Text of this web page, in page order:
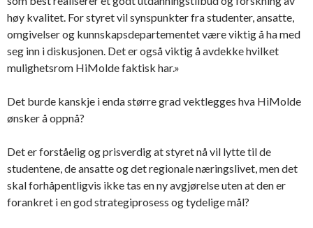
høy kvalitet. For styret vil synspunkter fra studenter, ansatte,
omgivelser og kunnskapsdepartementet være viktig å ha med
seg inn i diskusjonen. Det er også viktig å avdekke hvilket
mulighetsrom HiMolde faktisk har.»
Det burde kanskje i enda større grad vektlegges hva HiMolde
ønsker å oppnå?
Det er forståelig og prisverdig at styret nå vil lytte til de
studentene, de ansatte og det regionale næringslivet, men det
skal forhåpentligvis ikke tas en ny avgjørelse uten at den er
forankret i en god strategiprosess og tydelige mål?